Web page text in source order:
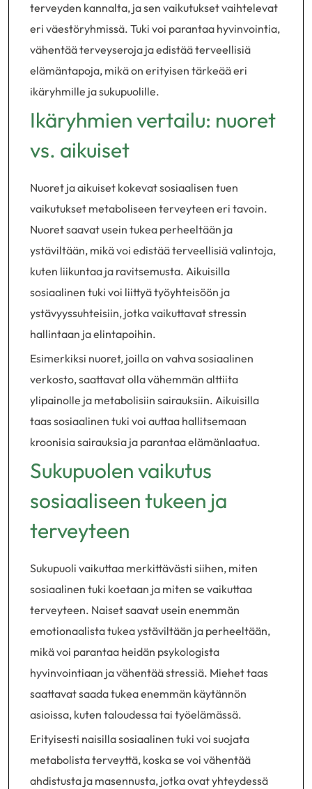
terveyden kannalta, ja sen vaikutukset vaihtelevat
eri väestöryhmissä. Tuki voi parantaa hyvinvointia,
vähentää terveyseroja ja edistää terveellisiä
elämäntapoja, mikä on erityisen tärkeää eri
ikäryhmille ja sukupuolille.
Ikäryhmien vertailu: nuoret
vs. aikuiset
Nuoret ja aikuiset kokevat sosiaalisen tuen
vaikutukset metaboliseen terveyteen eri tavoin.
Nuoret saavat usein tukea perheeltään ja
ystäviltään, mikä voi edistää terveellisiä valintoja,
kuten liikuntaa ja ravitsemusta. Aikuisilla
sosiaalinen tuki voi liittyä työyhteisöön ja
ystävyyssuhteisiin, jotka vaikuttavat stressin
hallintaan ja elintapoihin.
Esimerkiksi nuoret, joilla on vahva sosiaalinen
verkosto, saattavat olla vähemmän alttiita
ylipainolle ja metabolisiin sairauksiin. Aikuisilla
taas sosiaalinen tuki voi auttaa hallitsemaan
kroonisia sairauksia ja parantaa elämänlaatua.
Sukupuolen vaikutus
sosiaaliseen tukeen ja
terveyteen
Sukupuoli vaikuttaa merkittävästi siihen, miten
sosiaalinen tuki koetaan ja miten se vaikuttaa
terveyteen. Naiset saavat usein enemmän
emotionaalista tukea ystäviltään ja perheeltään,
mikä voi parantaa heidän psykologista
hyvinvointiaan ja vähentää stressiä. Miehet taas
saattavat saada tukea enemmän käytännön
asioissa, kuten taloudessa tai työelämässä.
Erityisesti naisilla sosiaalinen tuki voi suojata
metabolista terveyttä, koska se voi vähentää
ahdistusta ja masennusta, jotka ovat yhteydessä